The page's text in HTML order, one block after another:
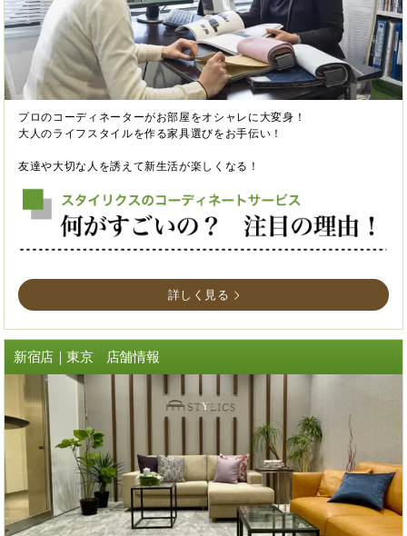
プロのコーディネーターがお部屋をオシャレに大変身！
大人のライフスタイルを作る家具選びをお手伝い！
友達や大切な人を誘えて新生活が楽しくなる！
詳しく見る
新宿店｜東京 店舗情報